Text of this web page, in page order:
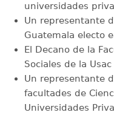
universidades
Un representante
Guatemala electo
El Decano de la
Sociales de la Usac
Un representante
facultades de
Universidades